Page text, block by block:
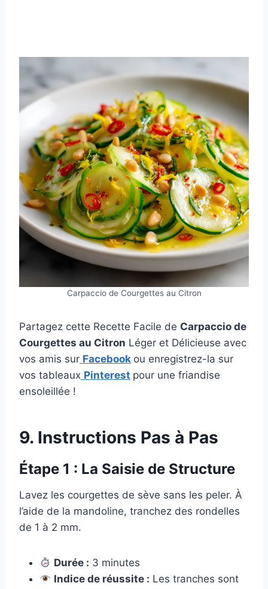
Carpaccio de Courgettes au Citron
Partagez cette Recette Facile de Carpaccio de
Courgettes au Citron Léger et Délicieuse avec
vos amis sur Facebook ou enregistrez-la sur
vos tableaux Pinterest pour une friandise
ensoleillée !
9. Instructions Pas à Pas
Étape 1 : La Saisie de Structure
Lavez les courgettes de sève sans les peler. À
l’aide de la mandoline, tranchez des rondelles
de 1 à 2 mm.
Durée : 3 minutes
Indice de réussite : Les tranches sont